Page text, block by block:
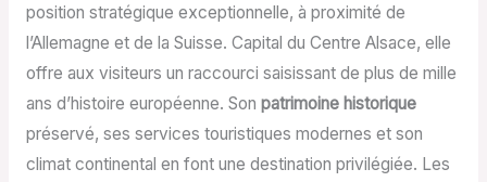
position stratégique exceptionnelle, à proximité de
l’Allemagne et de la Suisse. Capital du Centre Alsace, elle
offre aux visiteurs un raccourci saisissant de plus de mille
ans d’histoire européenne. Son patrimoine historique
préservé, ses services touristiques modernes et son
climat continental en font une destination privilégiée. Les